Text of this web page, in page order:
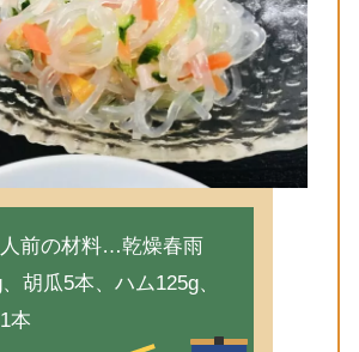
人前の材料…乾燥春雨
胡瓜5本、ハム125g、
本